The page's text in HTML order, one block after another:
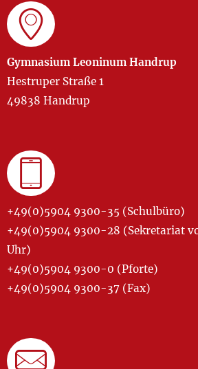
Gymnasium Leoninum Handrup
Hestruper Straße 1
49838 Handrup
+49(0)5904 9300-35 (Schulbüro)
+49(0)5904 9300-28 (Sekretariat
Uhr)
+49(0)5904 9300-0 (Pforte)
+49(0)5904 9300-37 (Fax)